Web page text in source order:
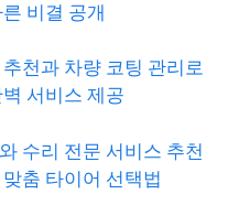
비결 공개
천과 차량 코팅 관리로
서비스 제공
수리 전문 서비스 추천
춤 타이어 선택법